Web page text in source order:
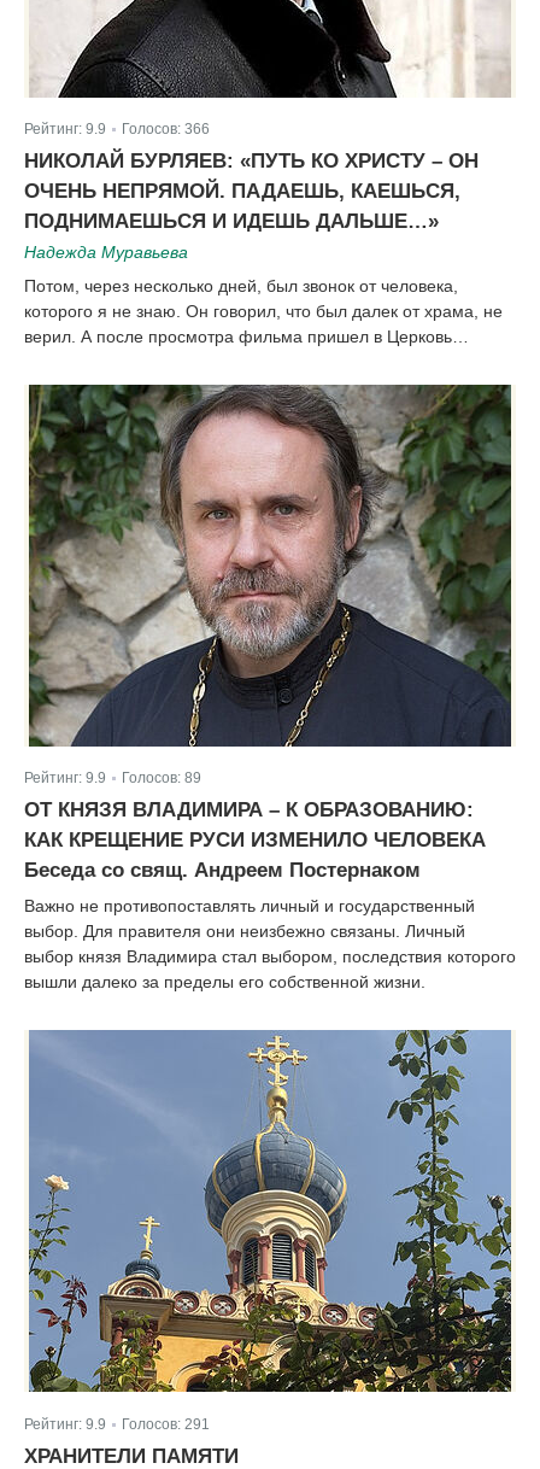
Рейтинг: 9.9 Голосов: 366
НИКОЛАЙ БУРЛЯЕВ: «ПУТЬ КО ХРИСТУ – ОН
ОЧЕНЬ НЕПРЯМОЙ. ПАДАЕШЬ, КАЕШЬСЯ,
ПОДНИМАЕШЬСЯ И ИДЕШЬ ДАЛЬШЕ…»
Надежда Муравьева
Потом, через несколько дней, был звонок от человека,
которого я не знаю. Он говорил, что был далек от храма, не
верил. А после просмотра фильма пришел в Церковь…
Рейтинг: 9.9 Голосов: 89
ОТ КНЯЗЯ ВЛАДИМИРА – К ОБРАЗОВАНИЮ:
КАК КРЕЩЕНИЕ РУСИ ИЗМЕНИЛО ЧЕЛОВЕКА
Беседа со свящ. Андреем Постернаком
Важно не противопоставлять личный и государственный
выбор. Для правителя они неизбежно связаны. Личный
выбор князя Владимира стал выбором, последствия которого
вышли далеко за пределы его собственной жизни.
Рейтинг: 9.9 Голосов: 291
ХРАНИТЕЛИ ПАМЯТИ